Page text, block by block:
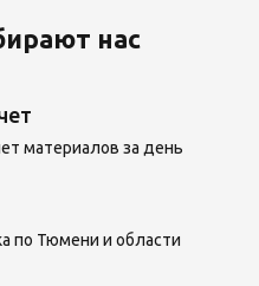
нас
материалов за день
по Тюмени и области